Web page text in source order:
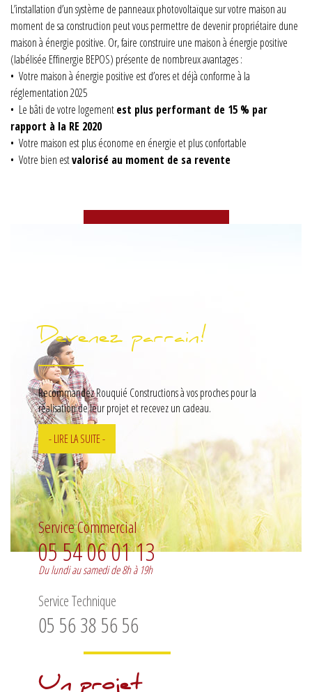
L’installation d’un système de panneaux photovoltaïque sur votre maison au
moment de sa construction peut vous permettre de devenir propriétaire dune
maison à énergie positive. Or, faire construire une maison à énergie positive
(labélisée Effinergie BEPOS) présente de nombreux avantages :
• Votre maison à énergie positive est d’ores et déjà conforme à la
réglementation 2025
• Le bâti de votre logementest plus performant de 15 % par
rapport à la RE 2020
• Votre maison est plus économe en énergie et plus confortable
• Votre bien estvalorisé au moment de sa revente
Devenez parrain!
Recommandez Rouquié Constructions à vos proches pour la
réalisation de leur projet et recevez un cadeau.
- LIRE LA SUITE -
Service Commercial
05 54 06 01 13
Du lundi au samedi de 8h à 19h
Service Technique
05 56 38 56 56